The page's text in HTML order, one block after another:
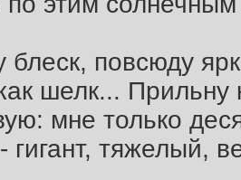
блеск, повсюду
шелк... Прильну
мне только
гигант, тяжелый,